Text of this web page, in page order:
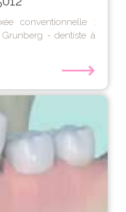
conventionnelle :
- dentiste à
⟶